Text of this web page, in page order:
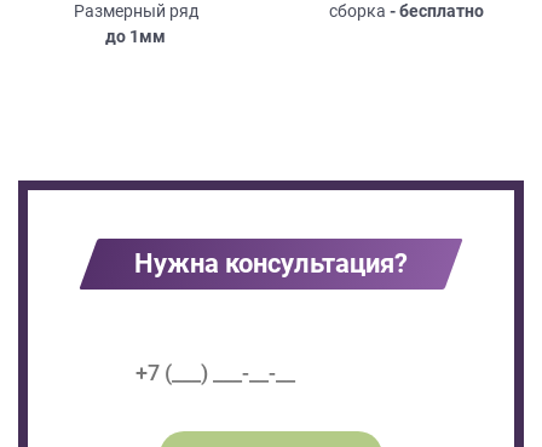
Размерный ряд
до 1мм
сборка - бесплатно
Нужна консультация?